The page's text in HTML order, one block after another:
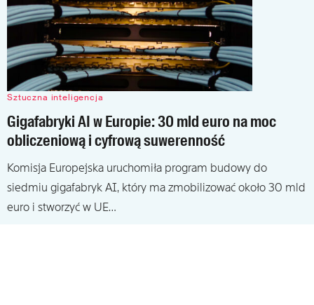
Sztuczna inteligencja
Gigafabryki AI w Europie: 30 mld euro na moc
obliczeniową i cyfrową suwerenność
Komisja Europejska uruchomiła program budowy do
siedmiu gigafabryk AI, który ma zmobilizować około 30 mld
euro i stworzyć w UE…